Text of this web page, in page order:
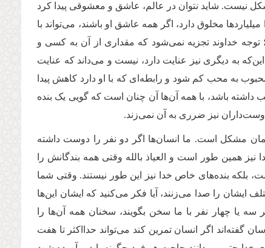
نیست. شاید نتوان در عالم، عاشق و معشوقی پیدا کرد
مخلوق دارد، اگر همه عاشق او باشند، می‌تواند با
توجه خداوند تجزیه نمی‌شود که مقداری از آن به کسی و
به دیگری نیز عنایت دارد، نیست و می‌داند که عنایت
به محب کم شود و رابطه‌ای که با او دارد کاهش پیدا
داشته باشد، با همه آن‌ها آن چنان است که گویی یک بنده
دوست‌داران نیز ضرری به آن نمی‌زند.
مشکل است. ما انسان‌ها اگر دو نفر را دوست داشته
همین طور است و العیاذ بالله وقتی همه بندگانش را
بلکه بنده‌های خاص خدا نیز این طور نیستند. وقتی شما
ایشان را صدا می‌زنند، ‌آیا فکر می‌کنید که ایشان این‌ها
یا چهار نفر با ما سخن بگویند، سخنان همه آن‌ها را
گفته‌اند اگر انسان تمرین کند می‌تواند حدااکثر تا هفت